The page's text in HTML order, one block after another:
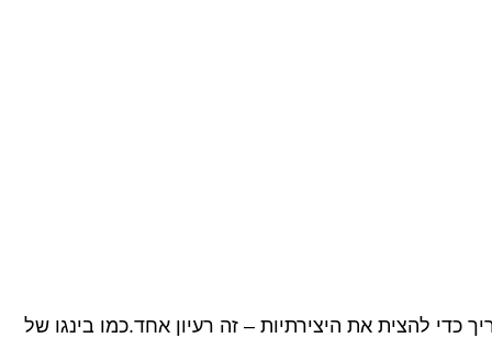
להצית את היצירתיות – זה רעיון אחד.כמו בינגו של